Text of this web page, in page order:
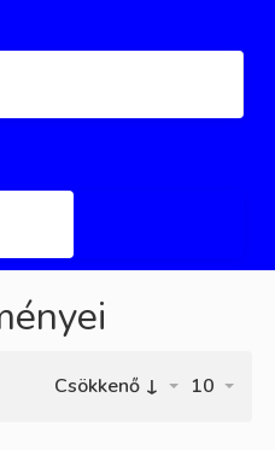
10
Csökkenő ↓